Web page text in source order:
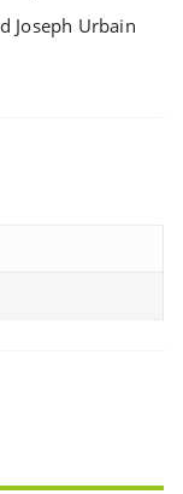
Joseph Urbain